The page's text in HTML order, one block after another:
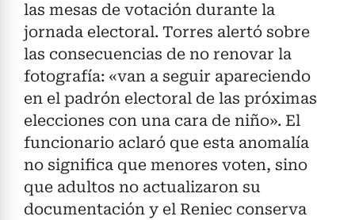
las mesas de votación durante la
jornada electoral. Torres alertó sobre
las consecuencias de no renovar la
fotografía: «van a seguir apareciendo
en el padrón electoral de las próximas
elecciones con una cara de niño». El
funcionario aclaró que esta anomalía
no significa que menores voten, sino
que adultos no actualizaron su
documentación y el Reniec conserva